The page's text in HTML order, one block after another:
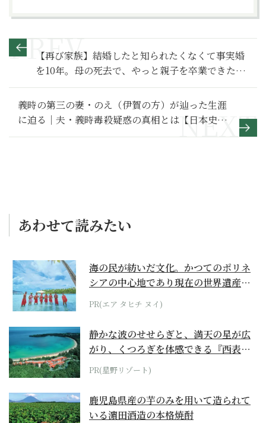
【再び家族】結婚したと知られたくなくて事実婚
を10年。母の死去で、やっと親子を卒業できた～
その１～
義時の第三の妻・のえ（伊賀の方）が辿った生涯
に迫る｜夫・義時毒殺疑惑の真相とは【日本史人
物伝】
あわせて読みたい
海の民が紡いだ文化。かつてのポリネ
シアの中心地であり現在の世界遺産か
らみえてくる...
PR(エア タヒチ ヌイ)
静かな波のせせらぎと、満天の星が広
がり、くつろぎを体感できる『西表島
ホテル by...
PR(星野リゾート)
鹿児島県産の芋のみを用いて造られて
いる濵田酒造の本格焼酎